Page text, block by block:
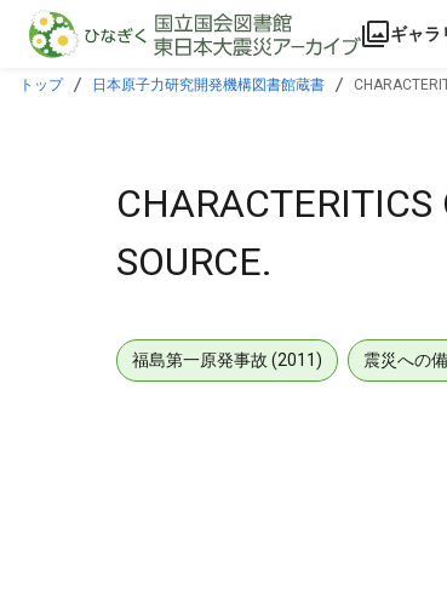
本文に飛ぶ
ギャラ
トップ 日本原子力研究開発機構図書館蔵書
SOURCE.
福島第一原発事故 (2011) 震災への